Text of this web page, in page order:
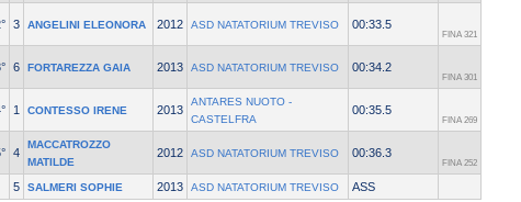
3 ANGELINI ELEONORA 2012 ASD NATATORIUM TREVISO 00:33.5
FINA 321
6 FORTAREZZA GAIA 2013 ASD NATATORIUM TREVISO 00:34.2
FINA 301
1 CONTESSO IRENE 2013
ANTARES NUOTO -
CASTELFRA
00:35.5
FINA 269
4
MACCATROZZO
MATILDE
2012 ASD NATATORIUM TREVISO 00:36.3
FINA 252
5 SALMERI SOPHIE 2013 ASD NATATORIUM TREVISO ASS